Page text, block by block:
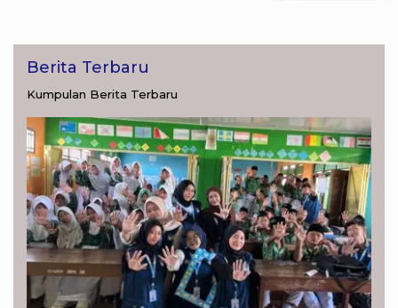
Berita Terbaru
Kumpulan Berita Terbaru